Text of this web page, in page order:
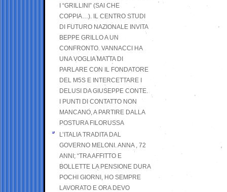
I “GRILLINI” (SAI CHE
COPPIA…). IL CENTRO STUDI
DI FUTURO NAZIONALE INVITA
BEPPE GRILLO A UN
CONFRONTO. VANNACCI HA
UNA VOGLIA MATTA DI
PARLARE CON IL FONDATORE
DEL M5S E INTERCETTARE I
DELUSI DA GIUSEPPE CONTE.
I PUNTI DI CONTATTO NON
MANCANO, A PARTIRE DALLA
POSTURA FILORUSSA
L’ITALIA TRADITA DAL
GOVERNO MELONI. ANNA , 72
ANNI; “TRA AFFITTO E
BOLLETTE LA PENSIONE DURA
POCHI GIORNI, HO SEMPRE
LAVORATO E ORA DEVO